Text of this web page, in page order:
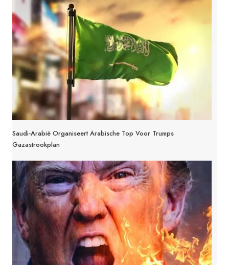
Saudi-Arabië Organiseert Arabische Top Voor Trumps
Gazastrookplan